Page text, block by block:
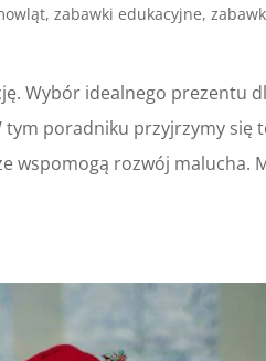
,zabawki edukacyjne,
Wybór idealnego prezentu
tym poradniku przyjrzymy się
wspomogą rozwój malucha.